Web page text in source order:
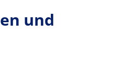
und